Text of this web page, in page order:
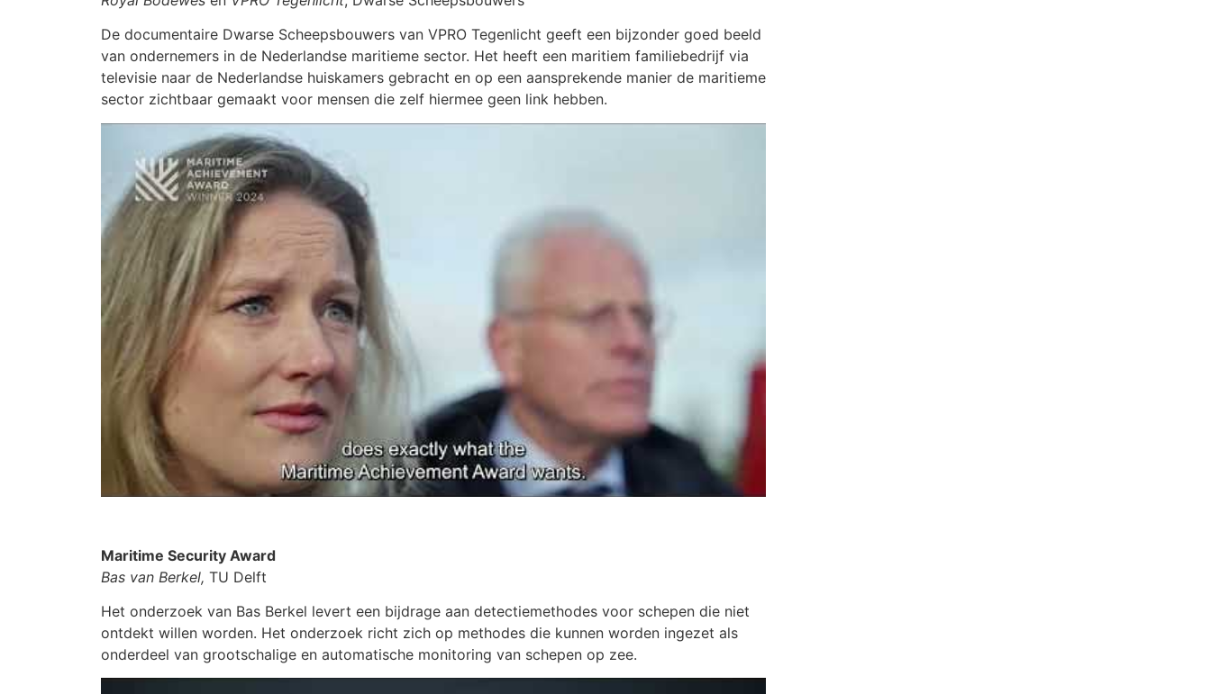
De documentaire Dwarse Scheepsbouwers van VPRO Tegenlicht geeft een bijzonder goed beeld
van ondernemers in de Nederlandse maritieme sector. Het heeft een maritiem familiebedrijf via
televisie naar de Nederlandse huiskamers gebracht en op een aansprekende manier de maritieme
sector zichtbaar gemaakt voor mensen die zelf hiermee geen link hebben.
Maritime Security Award
Bas van Berkel, TU Delft
Het onderzoek van Bas Berkel levert een bijdrage aan detectiemethodes voor schepen die niet
ontdekt willen worden. Het onderzoek richt zich op methodes die kunnen worden ingezet als
onderdeel van grootschalige en automatische monitoring van schepen op zee.